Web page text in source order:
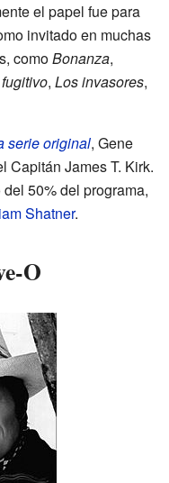
el papel fue para
invitado en muchas
comoBonanza,
, Los invasores,
serie original, Gene
Capitán James T. Kirk.
50% del programa,
Shatner.
O